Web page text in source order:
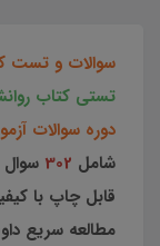
سوالات و تست
تستی کتاب
دوره سوالات
شامل 302
قابل چاپ با
مطالعه سریع